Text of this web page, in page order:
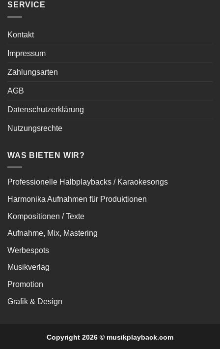
SERVICE
Kontakt
Impressum
Zahlungsarten
AGB
Datenschutzerklärung
Nutzungsrechte
WAS BIETEN WIR?
Professionelle Halbplaybacks / Karaokesongs
Harmonika Aufnahmen für Produktionen
Kompositionen / Texte
Aufnahme, Mix, Mastering
Werbespots
Musikverlag
Promotion
Grafik & Design
Copyright 2026 © musikplayback.com